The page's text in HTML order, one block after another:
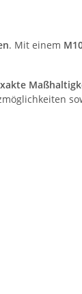
. Mit einem